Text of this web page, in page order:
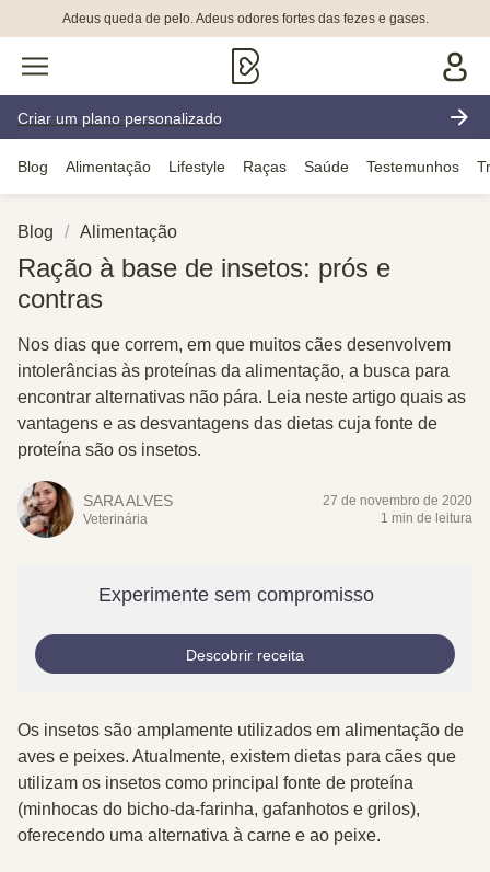
Adeus queda de pelo. Adeus odores fortes das fezes e gases.
Criar um plano personalizado
Blog Alimentação Lifestyle Raças Saúde Testemunhos
Blog Alimentação
Ração à base de insetos: prós e
contras
Nos dias que correm, em que muitos cães desenvolvem
intolerâncias às proteínas da alimentação, a busca para
encontrar alternativas não pára. Leia neste artigo quais as
vantagens e as desvantagens das dietas cuja fonte de
proteína são os insetos.
SARA ALVES
Veterinária
27 de novembro de 2020
1 min de leitura
Experimente sem compromisso
Descobrir receita
Os insetos são amplamente utilizados em alimentação de
aves e peixes. Atualmente, existem dietas para cães que
utilizam os insetos como principal fonte de proteína
(minhocas do bicho-da-farinha, gafanhotos e grilos),
oferecendo uma alternativa à carne e ao peixe.